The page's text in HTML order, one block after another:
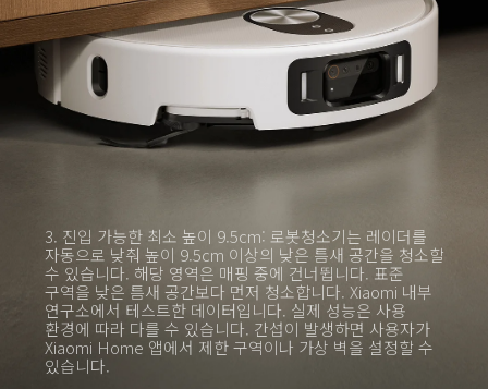
3. 진입 가능한 최소 높이 9.5cm: 로봇청소기는 레이더를
자동으로 낮춰 높이 9.5cm 이상의 낮은 틈새 공간을 청소할
수 있습니다. 해당 영역은 매핑 중에 건너뜁니다. 표준
구역을 낮은 틈새 공간보다 먼저 청소합니다. Xiaomi 내부
연구소에서 테스트한 데이터입니다. 실제 성능은 사용
환경에 따라 다를 수 있습니다. 간섭이 발생하면 사용자가
Xiaomi Home 앱에서 제한 구역이나 가상 벽을 설정할 수
있습니다.